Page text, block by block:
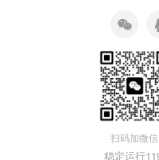
扫码加微信
稳定运行